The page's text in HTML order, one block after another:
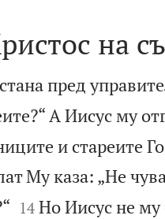
на
пред
А Иисус му
и стареите
Му каза: „Не

14 Но Иисус не му